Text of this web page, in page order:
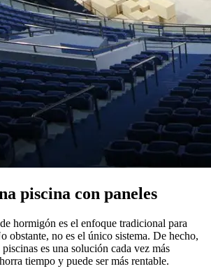
piscina con paneles
hormigón es el enfoque tradicional para
obstante, no es el único sistema. De hecho,
es una solución cada vez más
tiempo y puede ser más rentable.